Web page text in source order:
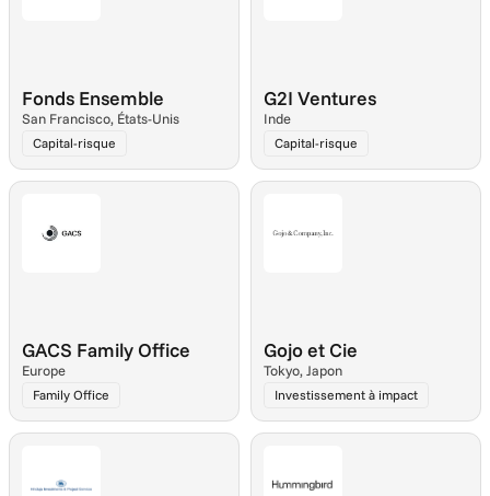
Fonds Ensemble
San Francisco, États-Unis
Capital-risque
G2I Ventures
Inde
Capital-risque
GACS Family Office
Europe
Family Office
Gojo et Cie
Tokyo, Japon
Investissement à impact